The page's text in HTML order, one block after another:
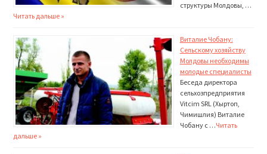
структуры Молдовы, …
Читать дальше »
Виталие Чобану:
Сельскому хозяйству
Молдовы необходимы
молодые специалисты
Беседа директора
сельхозпредприятия
Vitcim SRL (Хыртоп,
Чимишлия) Виталие
Чобану с …Читать
дальше »